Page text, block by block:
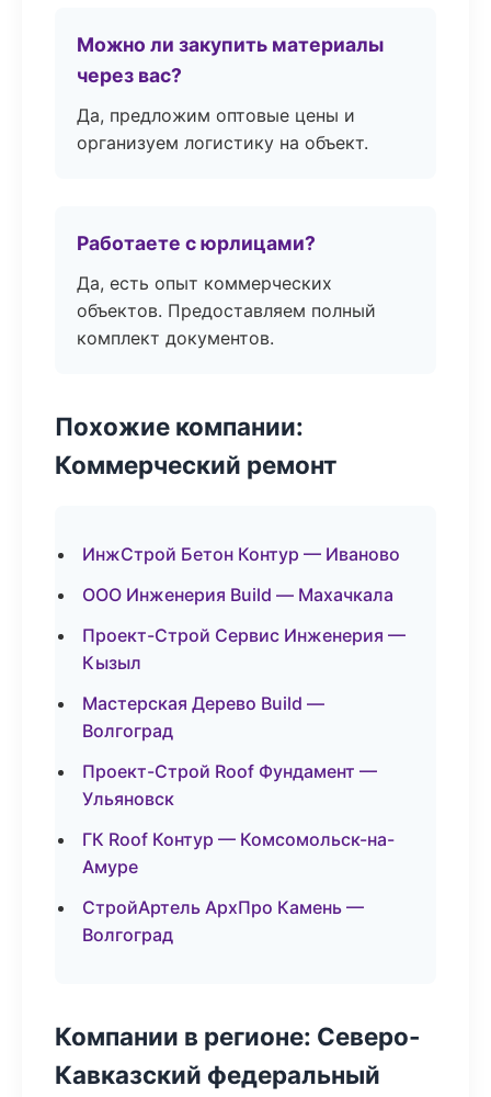
Можно ли закупить материалы
через вас?
Да, предложим оптовые цены и
организуем логистику на объект.
Работаете с юрлицами?
Да, есть опыт коммерческих
объектов. Предоставляем полный
комплект документов.
Похожие компании:
Коммерческий ремонт
ИнжСтрой Бетон Контур — Иваново
ООО Инженерия Build — Махачкала
Проект-Строй Сервис Инженерия —
Кызыл
Мастерская Дерево Build —
Волгоград
Проект-Строй Roof Фундамент —
Ульяновск
ГК Roof Контур — Комсомольск-на-
Амуре
СтройАртель АрхПро Камень —
Волгоград
Компании в регионе: Северо-
Кавказский федеральный